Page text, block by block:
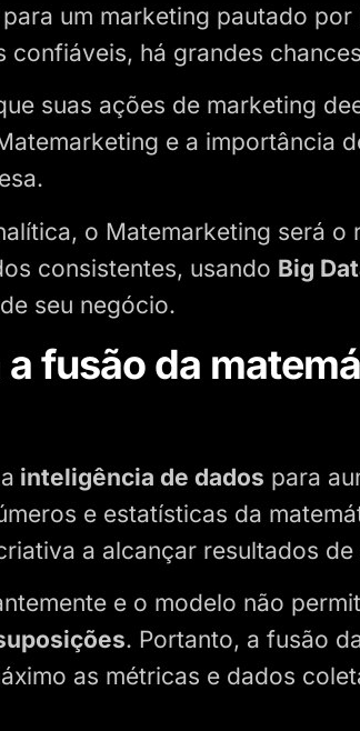
um marketing pautado por
confiáveis, há grandes
suas ações de marketing
e a importância
o Matemarketing será o
consistentes, usando Big
seu negócio.
fusão da
inteligência de dados para
e estatísticas da
a alcançar resultados de
e o modelo não
. Portanto, a fusão
as métricas e dados